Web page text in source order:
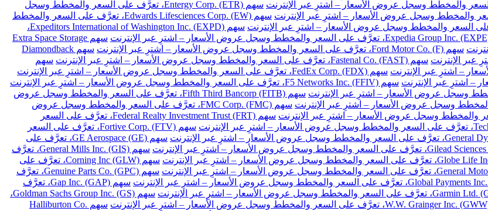
سهم Entergy Corp. (ETR)، تعرَّف على السعر والمخطط وسجل
سهم Edwards Lifesciences Corp. (EW)، تعرَّف على السعر والمخطط
سهم Expeditors International of Washington Inc. (EXPD)،
سهم Extra Space Storage
سهم Ford Motor Co. (F)، تعرَّف على السعر والمخطط وسجل عروض الأسعار – اشترِ عبر الإنترنت
سهم Diamondback
سهم Fastenal Co. (FAST)، تعرَّف على السعر والمخطط وسجل عروض الأسعار – اشترِ عبر الإنترنت
سهم
سهم FedEx Corp. (FDX)، تعرَّف على السعر والمخطط وسجل عروض الأسعار – اشترِ عبر الإنترنت
سهم F5 Networks Inc. (FFIV)، تعرَّف على السعر والمخطط وسجل عروض الأسعار – اشترِ عبر الإنترنت
سهم Fifth Third Bancorp (FITB)، تعرَّف على السعر والمخطط وسجل عروض
سهم FMC Corp. (FMC)، تعرَّف على السعر والمخطط وسجل عروض
سهم Federal Realty Investment Trust (FRT)، تعرَّف على السعر
سهم Fortive Corp. (FTV)، تعرَّف على السعر
سهم GE Aerospace (GE)، تعرَّف على
سهم General Mills Inc. (GIS)، تعرَّف
سهم Corning Inc (GLW)، تعرَّف على
سهم Genuine Parts Co. (GPC)، تعرَّف
سهم Gap Inc. (GAP)، تعرَّف
سهم Goldman Sachs Group Inc. (GS)،
سهم Halliburton Co.